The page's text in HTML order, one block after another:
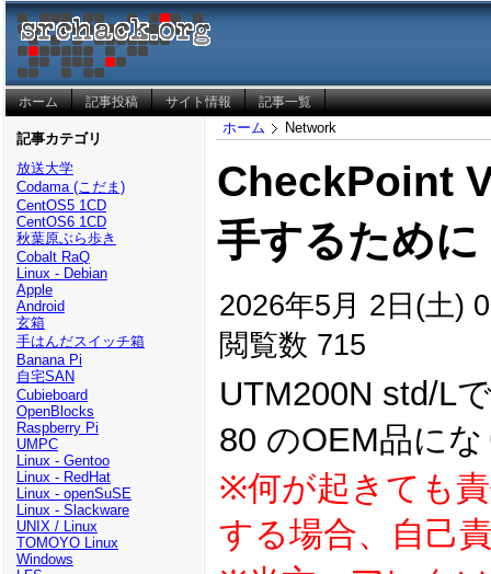
ホーム 記事投稿 サイト情報 記事一覧
記事カテゴリ
放送大学
Codama (こだま)
CentOS5 1CD
CentOS6 1CD
秋葉原ぶら歩き
Cobalt RaQ
Linux - Debian
Apple
Android
玄箱
手はんだスイッチ箱
Banana Pi
自宅SAN
Cubieboard
OpenBlocks
Raspberry Pi
UMPC
Linux - Gentoo
Linux - RedHat
Linux - openSuSE
Linux - Slackware
UNIX / Linux
TOMOYO Linux
Windows
ホーム Network
CheckPoint
手するため
2026年5月 2日(土)
閲覧数 715
UTM200N std/L
80 のOEM品に
※何が起きても
する場合、自己